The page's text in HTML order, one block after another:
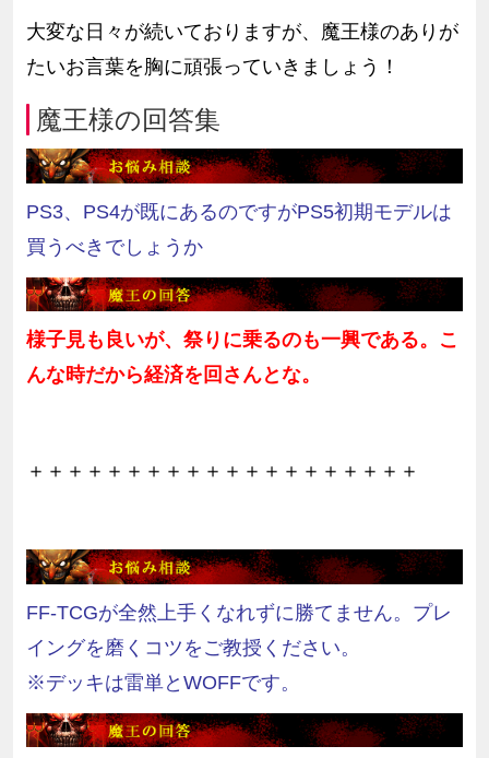
大変な日々が続いておりますが、魔王様のありが
たいお言葉を胸に頑張っていきましょう！
魔王様の回答集
PS3、PS4が既にあるのですがPS5初期モデルは
買うべきでしょうか
様子見も良いが、祭りに乗るのも一興である。こ
んな時だから経済を回さんとな。
＋＋＋＋＋＋＋＋＋＋＋＋＋＋＋＋＋＋＋＋
FF-TCGが全然上手くなれずに勝てません。プレ
イングを磨くコツをご教授ください。
※デッキは雷単とWOFFです。